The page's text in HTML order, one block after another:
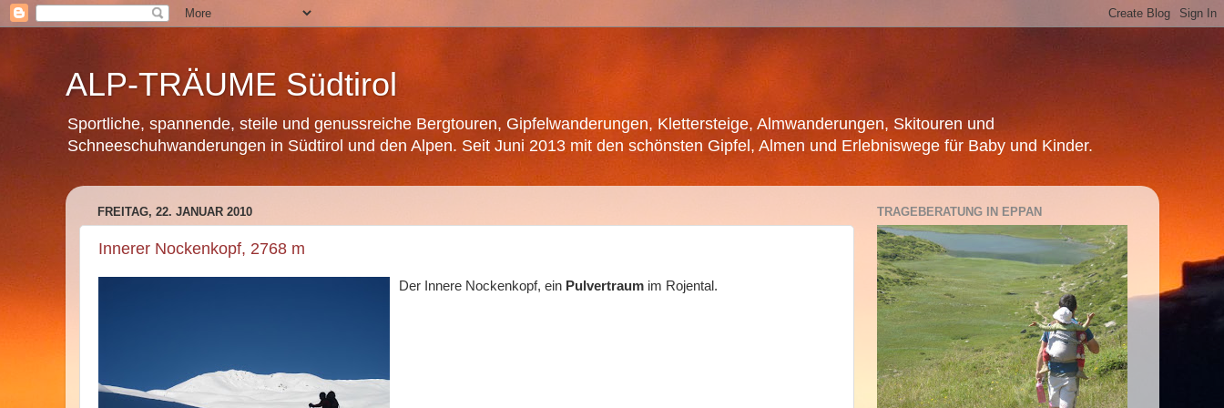
ALP-TRÄUME Südtirol
Sportliche, spannende, steile und genussreiche Bergtouren, Gipfelwanderungen, Klettersteige, Almwanderungen, Skitouren und
Schneeschuhwanderungen in Südtirol und den Alpen. Seit Juni 2013 mit den schönsten Gipfel, Almen und Erlebniswege für Baby und Kinder.
FREITAG, 22. JANUAR 2010
Innerer Nockenkopf, 2768 m
Der Innere Nockenkopf, ein Pulvertraumim Rojental.
TRAGEBERATUNG IN EPPAN